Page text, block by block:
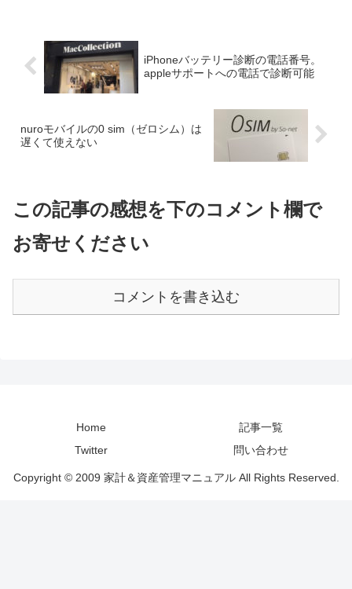
iPhoneバッテリー診断の電話番号。
appleサポートへの電話で診断可能
nuroモバイルの0 sim（ゼロシム）は
遅くて使えない
この記事の感想を下のコメント欄で
お寄せください
コメントを書き込む
Home
記事一覧
Twitter
問い合わせ
Copyright © 2009 家計＆資産管理マニュアル All Rights Reserved.